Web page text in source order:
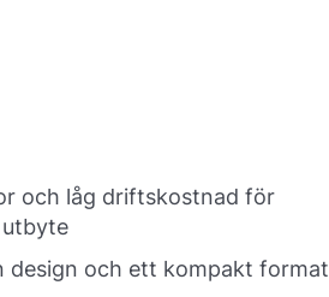
och låg driftskostnad för
design och ett kompakt format